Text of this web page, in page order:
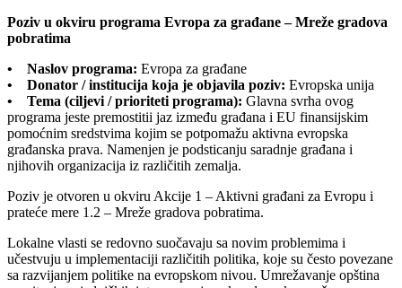
Poziv u okviru programa Evropa za građane – Mreže gradova
pobratima
• Naslov programa: Evropa za građane
• Donator / institucija koja je objavila poziv: Evropska unija
• Tema (ciljevi / prioriteti programa): Glavna svrha ovog
programa jeste premostitii jaz između građana i EU finansijskim
pomoćnim sredstvima kojim se potpomažu aktivna evropska
građanska prava. Namenjen je podsticanju saradnje građana i
njihovih organizacija iz različitih zemalja.
Poziv je otvoren u okviru Akcije 1 – Aktivni građani za Evropu i
prateće mere 1.2 – Mreže gradova pobratima.
Lokalne vlasti se redovno suočavaju sa novim problemima i
učestvuju u implementaciji različitih politika, koje su često povezane
sa razvijanjem politike na evropskom nivou. Umrežavanje opština